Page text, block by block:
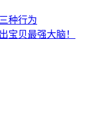
种行为
宝贝最强大脑！